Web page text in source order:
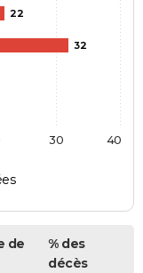
22
32
30 40
de
% des
décès